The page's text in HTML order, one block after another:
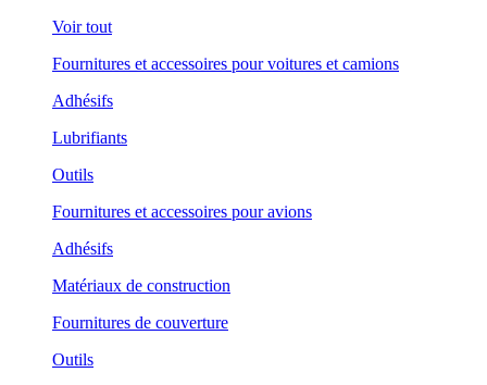
Voir tout
Fournitures et accessoires pour voitures et camions
Adhésifs
Lubrifiants
Outils
Fournitures et accessoires pour avions
Adhésifs
Matériaux de construction
Fournitures de couverture
Outils